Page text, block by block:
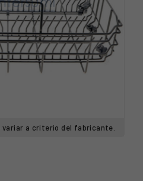
variar a criterio del fabricante.